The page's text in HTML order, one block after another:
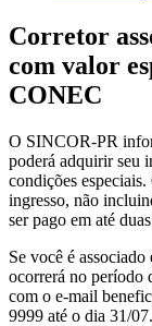
Corretor
com valor
CONEC
O SINCOR-PR
poderá adquirir seu
condições
ingresso, não
ser pago em até
Se você é
ocorrerá no período
com o e-mail
9999 até o dia 31/07.